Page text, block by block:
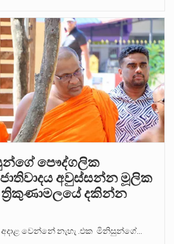
පෞද්ගලික
අවුස්සන්න මූලික
දකින්න
වෙන්නේ නැහැ .එක මිනිසුන්ගේ…